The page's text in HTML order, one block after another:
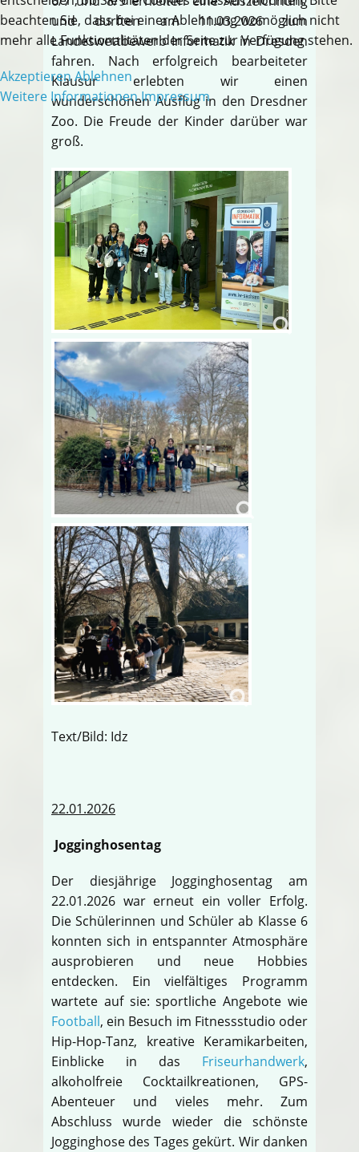
und durften am 11.03.2026 zum
Landeswettbewerb Informatik in Dresden
fahren. Nach erfolgreich bearbeiteter
Klausur erlebten wir einen
wunderschönen Ausflug in den Dresdner
Zoo. Die Freude der Kinder darüber war
groß.
Text/Bild: Idz
22.01.2026
Jogginghosentag
Der diesjährige Jogginghosentag am
22.01.2026 war erneut ein voller Erfolg.
Die Schülerinnen und Schüler ab Klasse 6
konnten sich in entspannter Atmosphäre
ausprobieren und neue Hobbies
entdecken. Ein vielfältiges Programm
wartete auf sie: sportliche Angebote wie
Football, ein Besuch im Fitnessstudio oder
Hip-Hop-Tanz, kreative Keramikarbeiten,
Einblicke in das Friseurhandwerk,
alkoholfreie Cocktailkreationen, GPS-
Abenteuer und vieles mehr. Zum
Abschluss wurde wieder die schönste
Jogginghose des Tages gekürt. Wir danken
beachten Sie, dass bei einer Ablehnung womöglich nicht
mehr alle Funktionalitäten der Seite zur Verfügung stehen.
AkzeptierenAblehnen
Weitere Informationen Impressum